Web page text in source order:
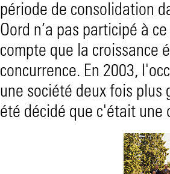
période de consolidation
Oord n’a pas participé à
compte que la croissance
concurrence. En 2003,
une société deux fois plus
été décidé que c'était